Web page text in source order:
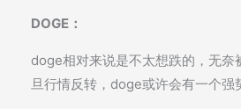
DOGE：
doge相对来说是不太想跌的，无奈
旦行情反转，doge或许会有一个强